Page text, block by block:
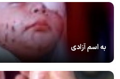
به اسم آزادی